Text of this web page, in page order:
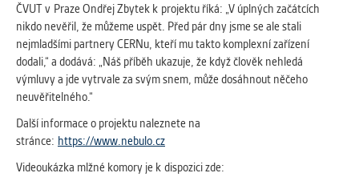
OSTATNÍ
Cookies, které aplikace nedokáže zařadit.
Naším cílem je, aby tato kategorie
zůstala prázdná a všechny cookies byly
uvedených výše.
ČVUT v Praze Ondřej Zbytek k projektu říká: „V úplných začátcích
nikdo nevěřil, že můžeme uspět. Před pár dny jsme se ale stali
nejmladšími partnery CERNu, kteří mu takto komplexní zařízení
dodali,“ a dodává: „Náš příběh ukazuje, že když člověk nehledá
výmluvy a jde vytrvale za svým snem, může dosáhnout něčeho
neuvěřitelného.“
Další informace o projektu naleznete na
stránce: https://www.nebulo.cz
Videoukázka mlžné komory je k dispozici zde: